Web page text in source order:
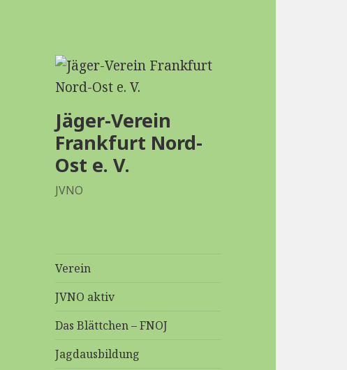
Jäger-Verein
Frankfurt Nord-
Ost e. V.
JVNO
Verein
JVNO aktiv
Das Blättchen – FNOJ
Jagdausbildung